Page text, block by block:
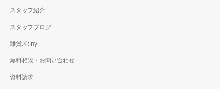
スタッフ紹介
スタッフブログ
雑貨屋tiny
無料相談・お問い合わせ
資料請求